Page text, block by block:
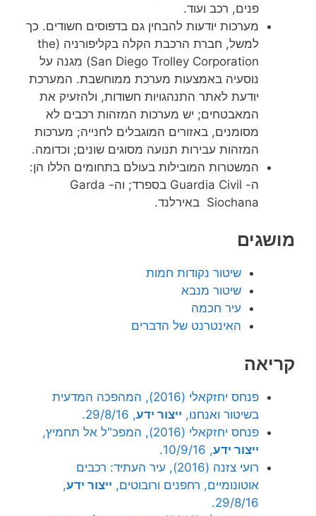
פנים, רכב ועוד.
מערכות יודעות להבחין גם בדפוסים חשודים. כך
למשל, חברת הרכבת הקלה בקליפורניה (the
San Diego Trolley Corporation) מגנה על
נוסעיה באמצעות מערכת ממוחשבת. המערכת
יודעת לאתר התנהגויות חשודות, ולהזעיק את
המאבטחים; יש מערכות המזהות רכבים לא
מסומנים, באזורים המוגבלים לחנייה; מערכות
המזהות עבירות תנועה מסוגים שונים; וכדומה.
המשטרות המובילות בעולם בתחומים הללו הן:
ה- Guardia Civil בספרד; וה- Garda
Siochana באירלנד.
מושגים
שיטור נקודות חמות
שיטור מנבא
עיר חכמה
האינטרנט של הדברים
קריאה
פנחס יחזקאלי (2016), המהפכה המדעית
בשיטור ואנחנו, ייצור ידע, 29/8/16.
פנחס יחזקאלי (2016), המפכ"ל אל תחמיץ,
ייצור ידע, 10/9/16.
רועי צזנה (2016), עיר העתיד: רכבים
אוטונומיים, רחפנים ורובוטים, ייצור ידע,
29/8/16.